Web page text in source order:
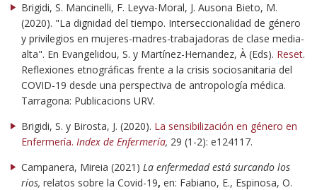
Brigidi, S. Mancinelli, F. Leyva-Moral, J. Ausona Bieto, M.
(2020). "La dignidad del tiempo. Interseccionalidad de género
y privilegios en mujeres-madres-trabajadoras de clase media-
alta". En Evangelidou, S. y Martínez-Hernandez, À (Eds). Reset.
Reflexiones etnográficas frente a la crisis sociosanitaria del
COVID-19 desde una perspectiva de antropología médica.
Tarragona: Publicacions URV.
Brigidi, S. y Birosta, J. (2020). La sensibilización en género en
Enfermería. Index de Enfermería, 29 (1-2): e124117.
Campanera, Mireia (2021) La enfermedad está surcando los
ríos, relatos sobre la Covid-19, en: Fabiano, E., Espinosa, O.